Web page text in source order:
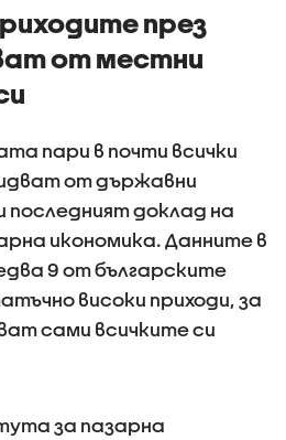
през
от местни
пари в почти всички
от държавни
последният доклад на
икономика. Данните в
9 от българските
високи приходи, за
сами всичките си
за пазарна